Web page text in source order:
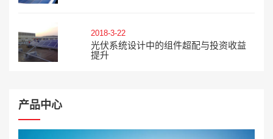
2018-3-22
光伏系统设计中的组件超配与投资收益
提升
产品中心